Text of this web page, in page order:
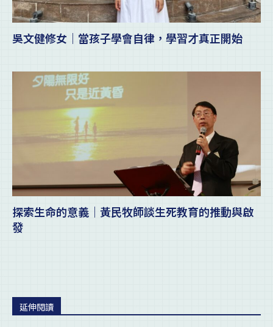
吳文健修女｜當孩子學會自律，學習才真正開始
探索生命的意義｜黃民牧師談生死教育的推動與啟
發
延伸閱讀